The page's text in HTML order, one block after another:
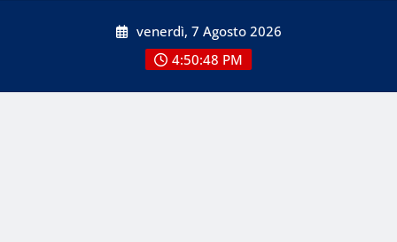
venerdì, 7 Agosto 2026
4:50:48 PM